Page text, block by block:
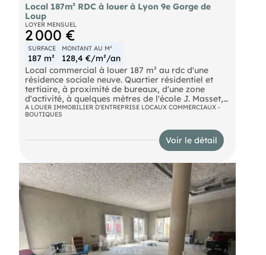
Local 187m² RDC à louer à Lyon 9e Gorge de
Loup
LOYER MENSUEL
2 000 €
SURFACE
187 m²
MONTANT AU M²
128,4 €/m²/an
Local commercial à louer 187 m² au rdc d'une
résidence sociale neuve. Quartier résidentiel et
tertiaire, à proximité de bureaux, d'une zone
d'activité, à quelques mètres de l'école J. Masset,
entouré d'immeubles résidentiels, proche du Parc
Montel, à 10min du métro VALMY 21 ml env. Local
d'air (menuiseries installées), attentes pour
raccordements à charge preneur (eau, électricité)
preneur. Pas de désenfumage.
A LOUER IMMOBILIER D'ENTREPRISE LOCAUX COMMERCIAUX -
BOUTIQUES
Voir le détail